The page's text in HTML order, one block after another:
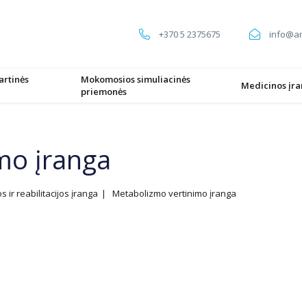
+370 5 2375675
Mokomosios simuliacinės
priemonės
Medicinos
įranga
ir reabilitacijos įranga Metabolizmo vertinimo įranga